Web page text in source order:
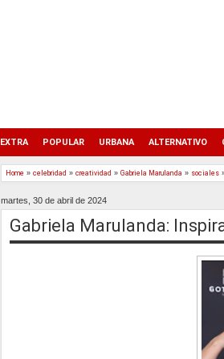
EXTRA POPULAR URBANA ALTERNATIVO
Home » celebridad » creatividad » Gabriela Marulanda » sociales
martes, 30 de abril de 2024
Gabriela Marulanda: